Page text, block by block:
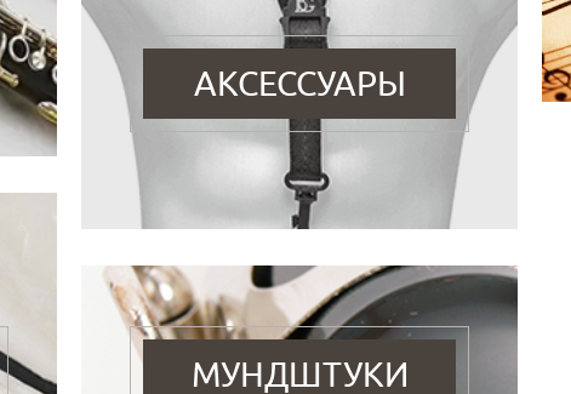
АКСЕССУАРЫ
МУНДШТУКИ